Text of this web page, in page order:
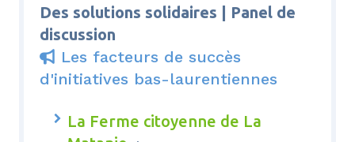
Des solutions solidaires | Panel de
discussion
 Les facteurs de succès
d'initiatives bas-laurentiennes
La Ferme citoyenne de La